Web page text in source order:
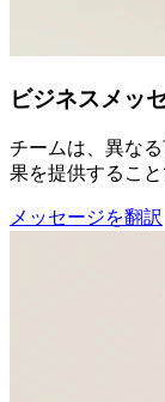
ビジネスメッ
チームは、異な
果を提供するこ
メッセージを翻訳